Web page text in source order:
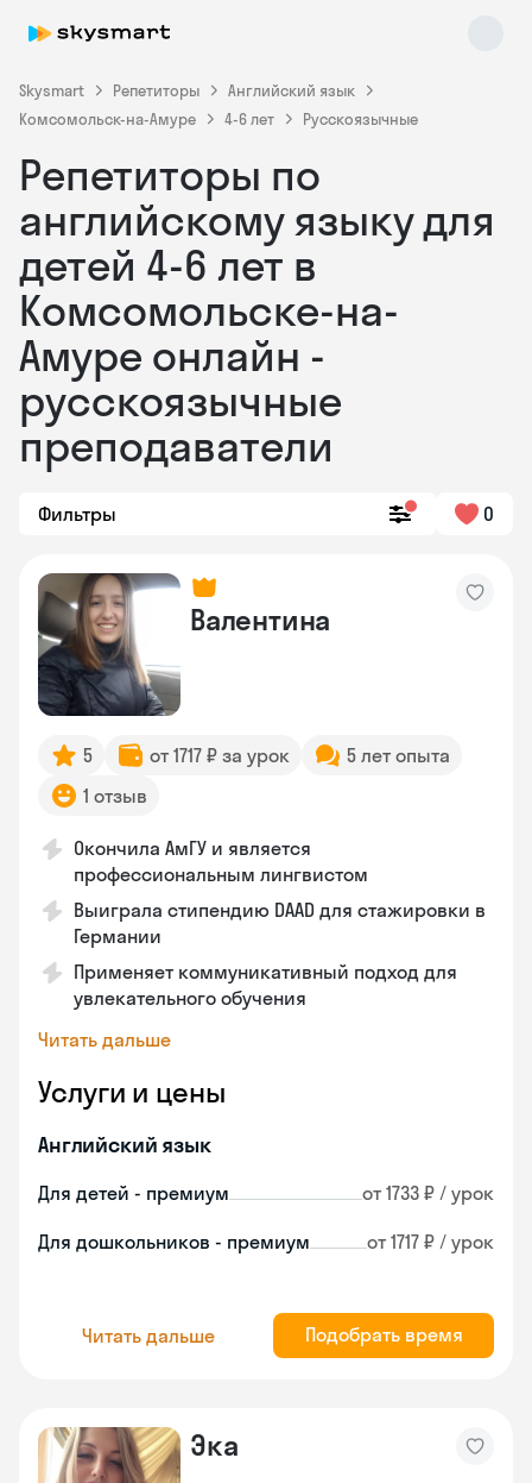
Skysmart Репетиторы
Английский язык
Комсомольск-на-Амуре
4-6 лет Русскоязычные
Репетиторы по
английскому языку для
детей 4-6 лет в
Комсомольске-на-
Амуре онлайн -
русскоязычные
преподаватели
Фильтры 0
Валентина
5 от 1717 ₽ за урок
5 лет опыта
1 отзыв
Окончила АмГУ и является
профессиональным лингвистом
Выиграла стипендию DAAD для стажировки в
Германии
Применяет коммуникативный подход для
увлекательного обучения
Читать дальше
Услуги и цены
Английский язык
Для детей - премиум от 1733 ₽ / урок
Для дошкольников - премиум от 1717 ₽ / урок
Читать дальше Подобрать время
Эка
Skysmart Chat